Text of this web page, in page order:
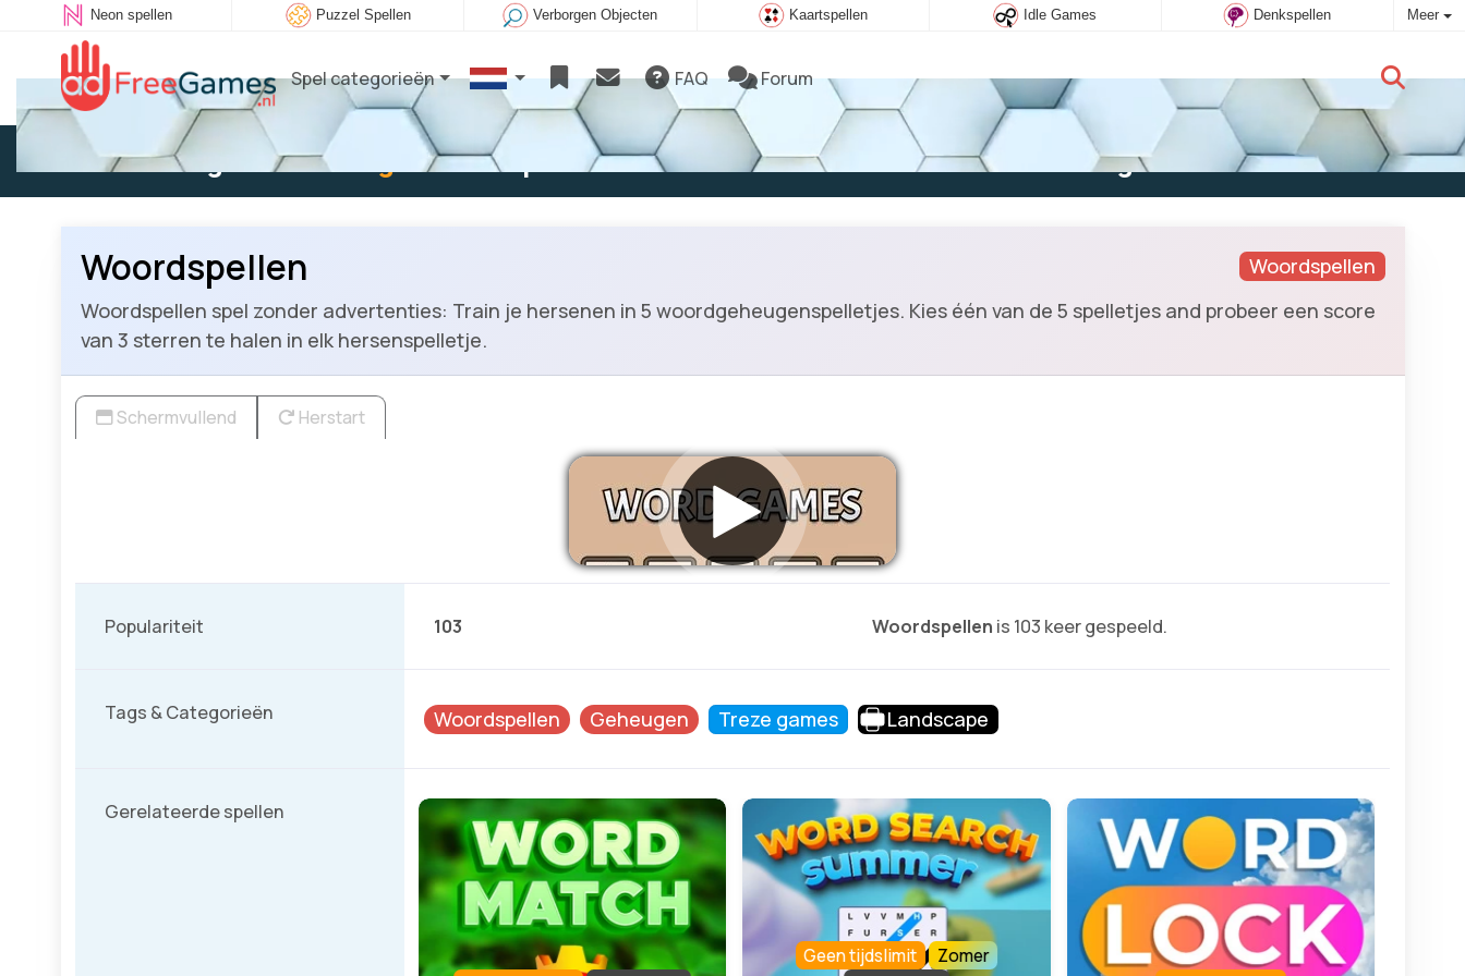
Neon spellen Puzzel Spellen Verborgen Objecten Kaartspellen Idle Games Denkspellen Meer
Spel categorieën FAQ Forum
Bestaande gebruiker: Log inom te spelen Nieuwe gebruiker:Aanmelden
Woordspellen
Woordspellen
Woordspellen spel zonder advertenties: Train je hersenen in 5 woordgeheugenspelletjes. Kies één van de 5 spelletjes and probeer een score
van 3 sterren te halen in elk hersenspelletje.
Schermvullend Herstart
Populariteit 103 Woordspellen is 103 keer gespeeld.
Tags & Categorieën Woordspellen Geheugen Treze games Landscape
Gerelateerde spellen
Geen tijdslimit
Zomer